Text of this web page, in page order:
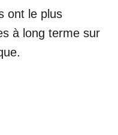
ont le plus
à long terme sur